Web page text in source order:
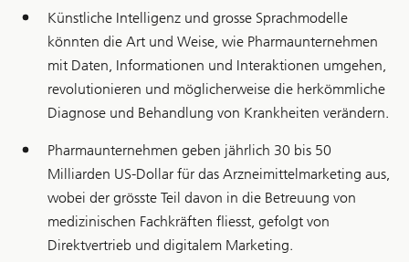
Künstliche Intelligenz und grosse Sprachmodelle
könnten die Art und Weise, wie Pharmaunternehmen
mit Daten, Informationen und Interaktionen umgehen,
revolutionieren und möglicherweise die herkömmliche
Diagnose und Behandlung von Krankheiten verändern.
Pharmaunternehmen geben jährlich 30 bis 50
Milliarden US-Dollar für das Arzneimittelmarketing aus,
wobei der grösste Teil davon in die Betreuung von
medizinischen Fachkräften fliesst, gefolgt von
Direktvertrieb und digitalem Marketing.